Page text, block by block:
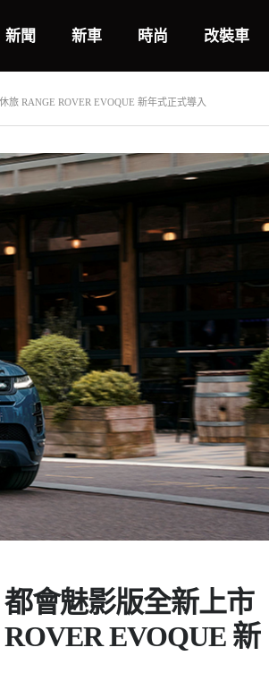
新聞 新車 時尚 改裝車
旅 RANGE ROVER EVOQUE 新年式正式導入
會魅影版全新上市
EVOQUE 新